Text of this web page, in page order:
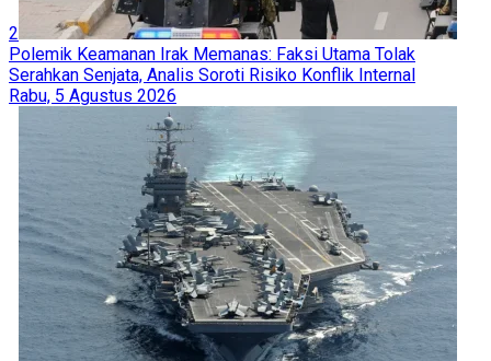
2
Polemik Keamanan Irak Memanas: Faksi Utama Tolak
Serahkan Senjata, Analis Soroti Risiko Konflik Internal
Rabu, 5 Agustus 2026